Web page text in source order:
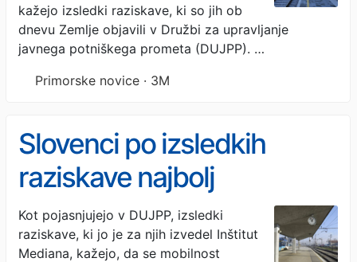
kažejo izsledki raziskave, ki so jih ob
dnevu Zemlje objavili v Družbi za upravljanje
javnega potniškega prometa (DUJPP). …
Primorske novice · 3M
Slovenci po izsledkih
raziskave najbolj
nezadovoljni z
dostopnostjo do vlaka
Kot pojasnjujejo v DUJPP, izsledki
raziskave, ki jo je za njih izvedel Inštitut
Mediana, kažejo, da se mobilnost